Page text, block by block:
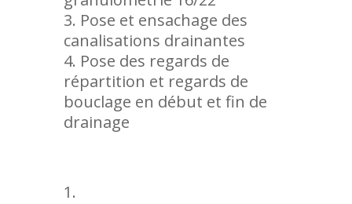
Pose et ensachage des
canalisations drainantes
Pose des regards de
répartition et regards de
bouclage en début et fin de
drainage